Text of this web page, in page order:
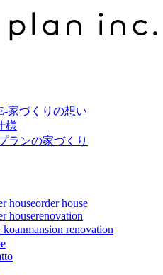
家づくりの想い
様
ランの家づくり
order house
renovation
mansion renovation